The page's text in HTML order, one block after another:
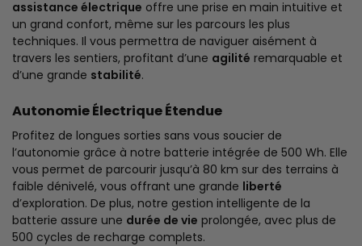
assistance électrique offre une prise en main intuitive et
un grand confort, même sur les parcours les plus
techniques. Il vous permettra de naviguer aisément à
travers les sentiers, profitant d’une agilité remarquable et
d’une grande stabilité.
Autonomie Électrique Étendue
Profitez de longues sorties sans vous soucier de
l’autonomie grâce à notre batterie intégrée de 500 Wh. Elle
vous permet de parcourir jusqu’à 80 km sur des terrains à
faible dénivelé, vous offrant une grande liberté
d’exploration. De plus, notre gestion intelligente de la
batterie assure une durée de vie prolongée, avec plus de
500 cycles de recharge complets.